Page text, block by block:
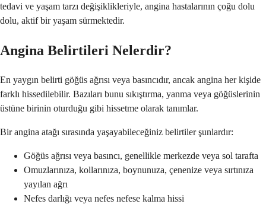
tedavi ve yaşam tarzı değişiklikleriyle, angina hastalarının çoğu dolu
dolu, aktif bir yaşam sürmektedir.
Angina Belirtileri Nelerdir?
En yaygın belirti göğüs ağrısı veya basıncıdır, ancak angina her kişide
farklı hissedilebilir. Bazıları bunu sıkıştırma, yanma veya göğüslerinin
üstüne birinin oturduğu gibi hissetme olarak tanımlar.
Bir angina atağı sırasında yaşayabileceğiniz belirtiler şunlardır:
Göğüs ağrısı veya basıncı, genellikle merkezde veya sol tarafta
Omuzlarınıza, kollarınıza, boynunuza, çenenize veya sırtınıza
yayılan ağrı
Nefes darlığı veya nefes nefese kalma hissi